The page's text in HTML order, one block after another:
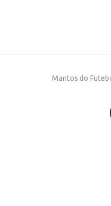
Mantos do